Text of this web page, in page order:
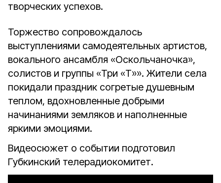
творческих успехов.
Торжество сопровождалось
выступлениями самодеятельных артистов,
вокального ансамбля «Оскольчаночка»,
солистов и группы «Три «Т»». Жители села
покидали праздник согретые душевным
теплом, вдохновленные добрыми
начинаниями земляков и наполненные
яркими эмоциями.
Видеосюжет о событии подготовил
Губкинский телерадиокомитет.